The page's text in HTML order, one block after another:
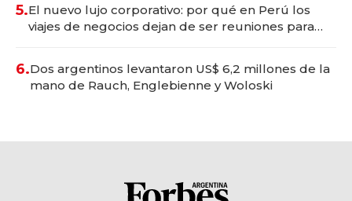
5.El nuevo lujo corporativo: por qué en Perú los
viajes de negocios dejan de ser reuniones para
6.Dos argentinos levantaron US$ 6,2 millones de la
mano de Rauch, Englebienne y Woloski